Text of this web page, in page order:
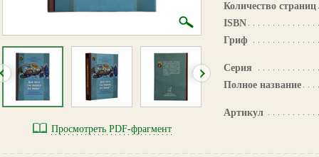
Просмотреть PDF-фрагмент
Количество страниц
ISBN
Гриф
Серия
Полное название
Артикул